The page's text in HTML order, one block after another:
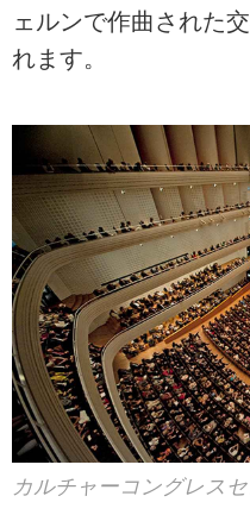
ェルンで作曲された
れます。
カルチャーコングレス